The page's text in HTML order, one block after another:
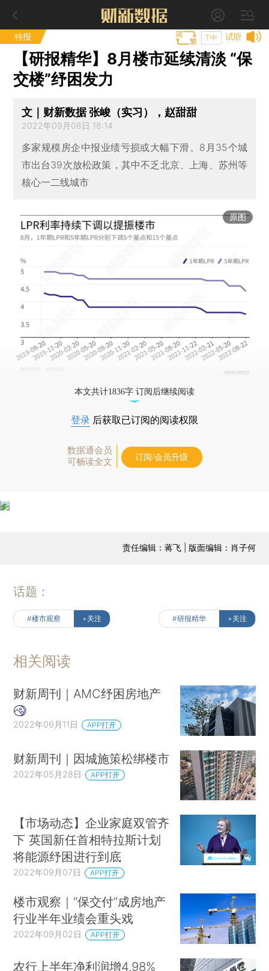
特报 试听
T中
【研报精华】8月楼市延续清淡 “保
交楼”纾困发力
文｜财新数据 张峻（实习），赵甜甜
2022年09月08日 18:14
多家规模房企中报业绩亏损或大幅下滑。8月35个城
市出台39次放松政策，其中不乏北京、上海、苏州等
核心一二线城市
原图
本文共计1836字 订阅后继续阅读
登录 后获取已订阅的阅读权限
数据通会员
可畅读全文
订阅/会员升级
责任编辑：蒋飞 | 版面编辑：肖子何
话题：
#楼市观察 +关注 #研报精华 +关注
相关阅读
财新周刊｜AMC纾困房地产
2022年06月11日 APP打开
财新周刊｜因城施策松绑楼市
2022年05月28日 APP打开
【市场动态】企业家庭双管齐
下 英国新任首相特拉斯计划
将能源纾困进行到底
2022年09月07日 APP打开
楼市观察｜“保交付”成房地产
行业半年业绩会重头戏
2022年09月02日 APP打开
农行上半年净利润增4.98%